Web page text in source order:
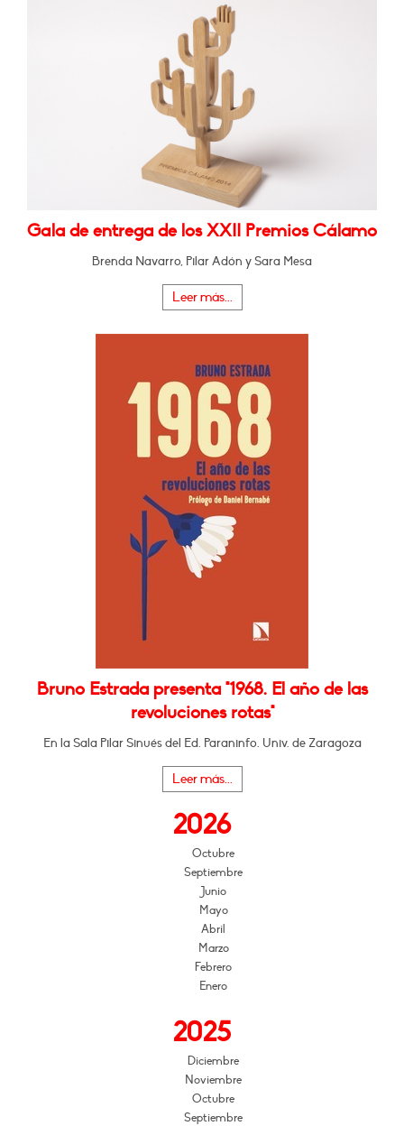
Gala de entrega de los XXII Premios Cálamo
Brenda Navarro, Pilar Adón y Sara Mesa
Leer más...
Bruno Estrada presenta "1968. El año de las
revoluciones rotas"
En la Sala Pilar Sinués del Ed. Paraninfo. Univ. de Zaragoza
Leer más...
2026
Octubre
Septiembre
Junio
Mayo
Abril
Marzo
Febrero
Enero
2025
Diciembre
Noviembre
Octubre
Septiembre